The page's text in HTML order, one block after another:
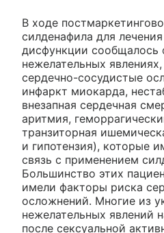
В ходе
силденафила для
дисфункции сообщалось
нежелательных
сердечно-сосудистые
инфаркт миокарда,
внезапная сердечная
аритмия,
транзиторная
и гипотензия), которые
связь с применением
Большинство этих
имели факторы риска
осложнений. Многие из
нежелательных явлений
после сексуальной